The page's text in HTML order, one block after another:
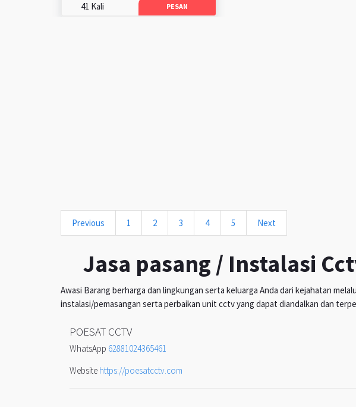
41 Kali PESAN
Previous 1 2 3 4 5 Next
Jasa pasang / Instalasi
Awasi Barang berharga dan lingkungan serta keluarga Anda dari kejahatan
instalasi/pemasangan serta perbaikan unit cctv yang dapat diandalkan dan
POESAT CCTV
WhatsApp 62881024365461
Website https://poesatcctv.com